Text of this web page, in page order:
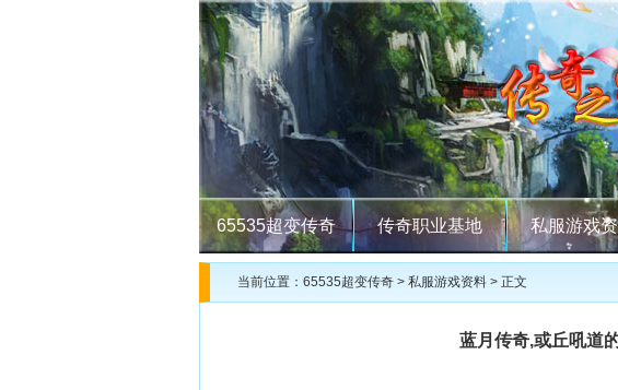
65535超变传奇 传奇职业基地 私服游戏
当前位置： 65535超变传奇 > 私服游戏资料 > 正文
蓝月传奇,或丘吼道